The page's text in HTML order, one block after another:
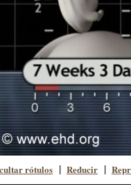
rótulos Reducir